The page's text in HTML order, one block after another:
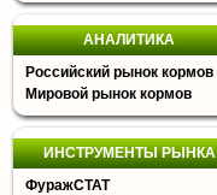
АНАЛИТИКА
Российский рынок кормов
Мировой рынок кормов
ИНСТРУМЕНТЫ РЫНКА
ФуражСТАТ